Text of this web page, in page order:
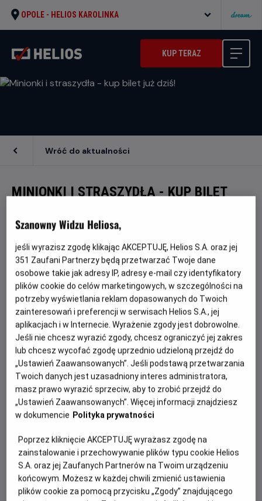
OPOLE - HELIOS KAROLINKA
KUP TERAZ
MINIONKI I STRASZYDŁA - KUP BILET
Wróć do aktualności
Przygotuj się na pełną humoru podróż do
Hollywood w towarzystwie najbardziej
zwariowanych bohaterów animacji!
Animacja„Minionki i straszydła”opowiada o szalonej
przygodzie Minionków, które postanawiają podbić
Hollywood i zostać gwiazdami kina. Ich plany szybko
wymykają się spod kontroli, gdy przez przypadek
uwalniają potwory i wywołują chaos na całym świecie.
Bohaterowie muszą połączyć siły, aby naprawić własne
błędy i uratować świat przed katastrofą. To zabawna
Szanowny Widzu Heliosa,
jeśli wyrazisz zgodę klikając AKCEPTUJĘ, Helios S.A. oraz jej
351 Zaufani Partnerzy będą przetwarzać Twoje dane
osobowe takie jak adresy IP, adresy e-mail czy identyfikatory
plików cookie do celów marketingowych, w szczególności na
potrzeby wyświetlania reklam dopasowanych do Twoich
zainteresowań i preferencji w serwisach Helios S.A., jej
aplikacjach i w Internecie. Wyrażenie zgody jest dobrowolne.
Jeśli nie chcesz wyrazić zgody, chcesz ograniczyć jej zakres
lub chcesz wycofać zgodę uprzednio udzieloną przejdź do
„Ustawień Zaawansowanych”. Jeśli podstawą przetwarzania
Twoich danych jest uzasadniony interes administratora,
masz prawo wyrazić sprzeciw, aby to zrobić przejdź do
„Ustawień Zaawansowanych”. Więcej informacji znajdziesz
w dokumencie Polityka prywatności
Poprzez kliknięcie AKCEPTUJĘ wyrażasz zgodę na
zainstalowanie i przechowywanie plików typu cookie Helios
S.A. oraz jej Zaufanych Partnerów na Twoim urządzeniu
końcowym. Możesz w każdej chwili zmienić ustawienia
plików cookie za pomocą przycisku „Zgody” znajdującego